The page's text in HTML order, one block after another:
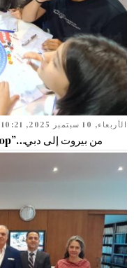
الأربعاء, 10 سبتمبر 2025, 10:21
من بيروت إلى دبي…”Top Stop” اللبنانية تقتحم المعارض الدولية